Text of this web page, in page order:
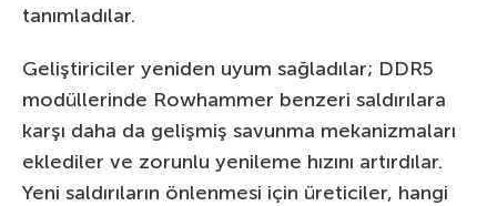
tanımladılar.
Geliştiriciler yeniden uyum sağladılar; DDR5
modüllerinde Rowhammer benzeri saldırılara
karşı daha da gelişmiş savunma mekanizmaları
eklediler ve zorunlu yenileme hızını artırdılar.
Yeni saldırıların önlenmesi için üreticiler, hangi